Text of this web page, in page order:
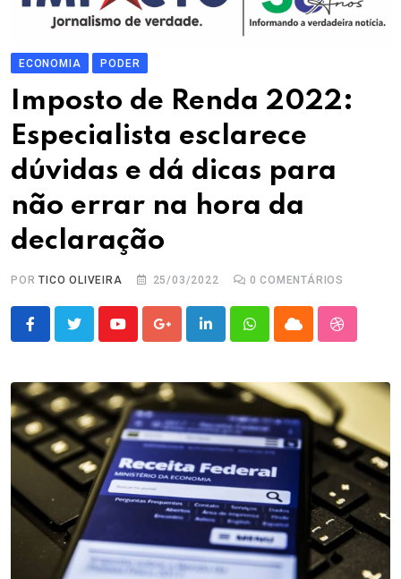
ECONOMIA PODER
Imposto de Renda 2022:
Especialista esclarece
dúvidas e dá dicas para
não errar na hora da
declaração
PORTICO OLIVEIRA 25/03/2022 0 COMENTÁRIOS
YoutubeGoogle+LinkedInWhatsappCloud